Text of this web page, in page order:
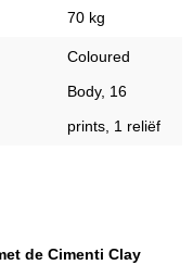
70 kg
Coloured
Body, 16
prints, 1 reliëf
de Cimenti Clay